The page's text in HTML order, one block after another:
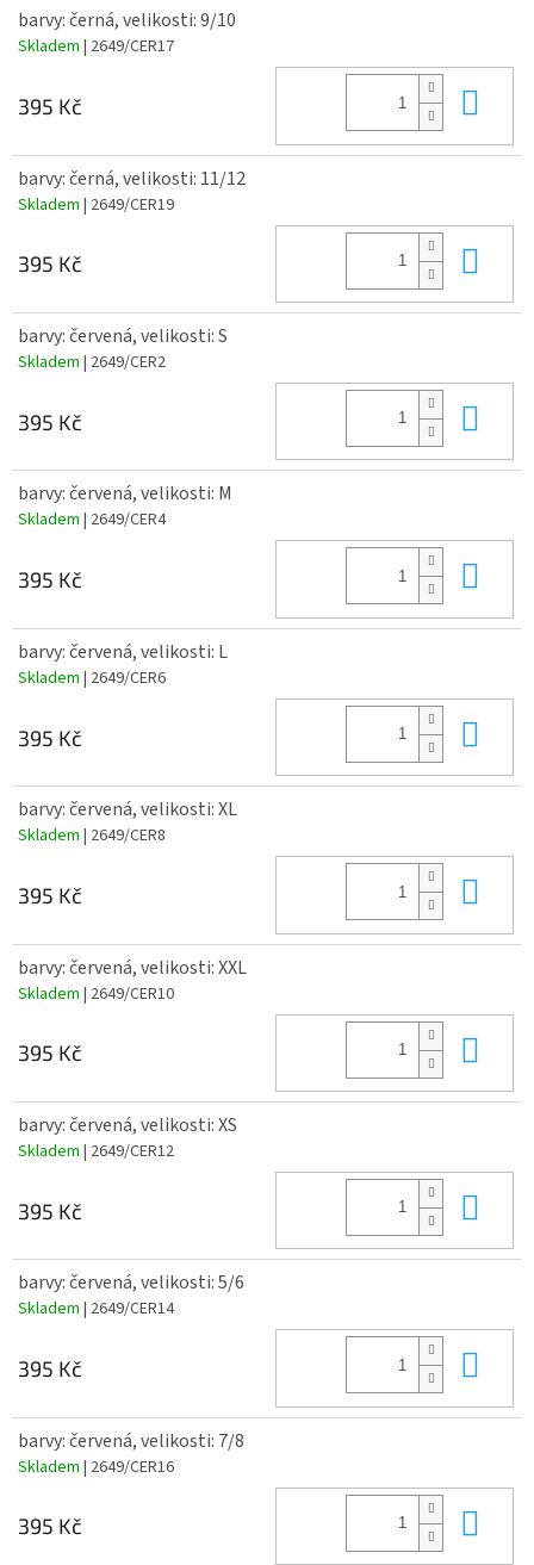
barvy: černá, velikosti: 9/10
Skladem | 2649/CER17
395 Kč
barvy: černá, velikosti: 11/12
Skladem | 2649/CER19
395 Kč
barvy: červená, velikosti: S
Skladem | 2649/CER2
395 Kč
barvy: červená, velikosti: M
Skladem | 2649/CER4
395 Kč
barvy: červená, velikosti: L
Skladem | 2649/CER6
395 Kč
barvy: červená, velikosti: XL
Skladem | 2649/CER8
395 Kč
barvy: červená, velikosti: XXL
Skladem | 2649/CER10
395 Kč
barvy: červená, velikosti: XS
Skladem | 2649/CER12
395 Kč
barvy: červená, velikosti: 5/6
Skladem | 2649/CER14
395 Kč
barvy: červená, velikosti: 7/8
Skladem | 2649/CER16
395 Kč